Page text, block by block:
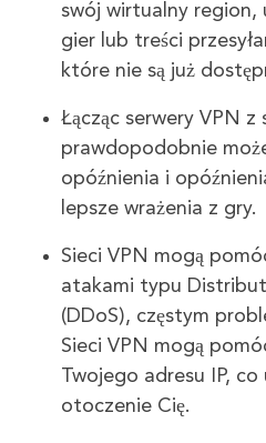
swój wirtualny region,
gier lub treści
które nie są już
Łącząc serwery VPN z
prawdopodobnie
opóźnienia i
lepsze wrażenia z gry.
Sieci VPN mogą
atakami typu
(DDoS), częstym
Sieci VPN mogą
Twojego adresu IP,
otoczenie Cię.